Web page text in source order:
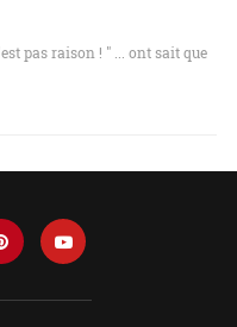
pas raison ! " ... ont sait que